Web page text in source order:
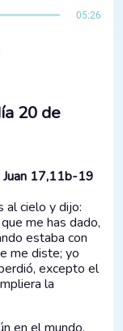
05:26
20 de
Juan 17,11b-19
al cielo y dijo:
me has dado,
estaba con
me diste; yo
excepto el
la